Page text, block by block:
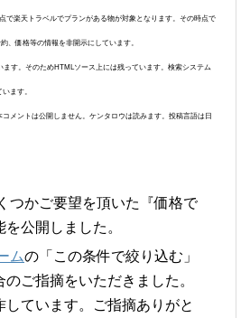
で楽天トラベルでプランがある物が対象となります。その時点で
、価格等の情報を非開示にしています。
す。そのためHTMLソース上には残っています。検索システム
ます。
メントは公開しません。ケンタロウは読みます。投稿言語は日
つかご要望を頂いた『価格で
公開しました。
ムの「この条件で絞り込む」
ご指摘をいただきました。
しています。ご指摘ありがと